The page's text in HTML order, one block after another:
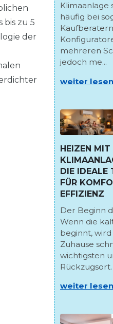
bis zu 5
der
Klimaanlage
häufig bei
mehreren
jedoch me...
weiter lesen
HEIZEN MIT
DIE IDEALE
FÜR
EFFIZIENZ
Der Beginn
Wenn die
beginnt, wird
Zuhause
wichtigsten
Rückzugsort.
weiter lesen